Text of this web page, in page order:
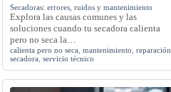
Secadoras: errores, ruidos y mantenimiento
Explora las causas comunes y las
soluciones cuando tu secadora calienta
pero no seca la…
calienta pero no seca ,mantenimiento ,reparación
secadora ,servicio técnico